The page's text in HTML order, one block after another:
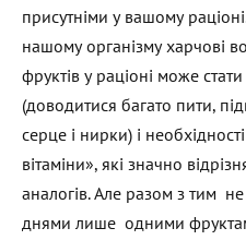
присутніми у вашому
нашому організму харчові
фруктів у раціоні може
(доводитися багато пити,
серце і нирки) і
вітаміни», які значно
аналогів. Але разом з тим
днями лише одними